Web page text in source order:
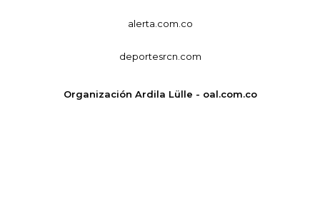
alerta.com.co
deportesrcn.com
Organización Ardila Lülle - oal.com.co